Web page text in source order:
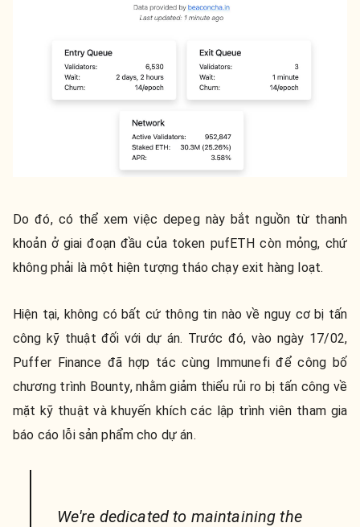
Do đó, có thể xem việc depeg này bắt nguồn từ thanh
khoản ở giai đoạn đầu của token pufETH còn mỏng, chứ
không phải là một hiện tượng tháo chạy exit hàng loạt.
Hiện tại, không có bất cứ thông tin nào về nguy cơ bị tấn
công kỹ thuật đối với dự án. Trước đó, vào ngày 17/02,
Puffer Finance đã hợp tác cùng Immunefi để công bố
chương trình Bounty, nhằm giảm thiểu rủi ro bị tấn công về
mặt kỹ thuật và khuyến khích các lập trình viên tham gia
báo cáo lỗi sản phẩm cho dự án.
We're dedicated to maintaining the